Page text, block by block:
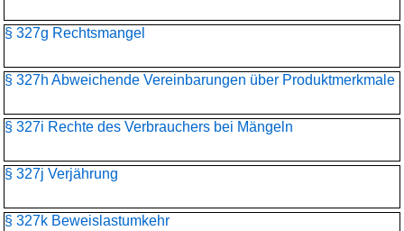
§ 327g Rechtsmangel
§ 327h Abweichende Vereinbarungen über Produktmerkmale
§ 327i Rechte des Verbrauchers bei Mängeln
§ 327j Verjährung
§ 327k Beweislastumkehr